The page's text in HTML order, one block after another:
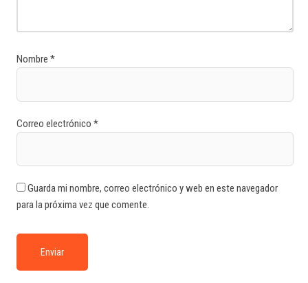
Nombre *
Correo electrónico *
Guarda mi nombre, correo electrónico y web en este navegador
para la próxima vez que comente.